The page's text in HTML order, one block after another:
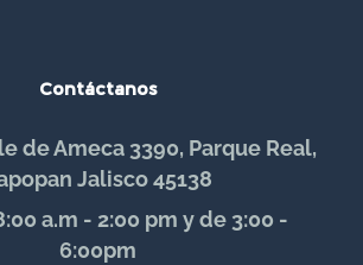
Contáctanos
de Ameca 3390, Parque Real,
Jalisco 45138
a.m - 2:00 pm y de 3:00 -
6:00pm